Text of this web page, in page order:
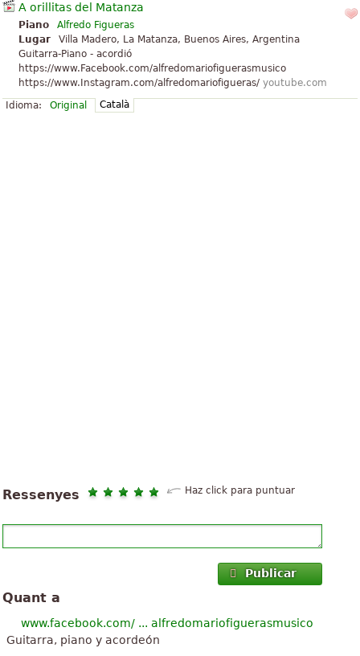
A orillitas del Matanza
Piano
Alfredo Figueras
Lugar
Villa Madero, La Matanza, Buenos Aires, Argentina
Guitarra-Piano - acordió
https://www.Facebook.com/alfredomariofiguerasmusico
https://www.Instagram.com/alfredomariofigueras/ youtube.com
Idioma:
Original Català
Ressenyes Haz click para puntuar
Publicar
Quant a
www.facebook.com/ ... alfredomariofiguerasmusico
Guitarra, piano y acordeón